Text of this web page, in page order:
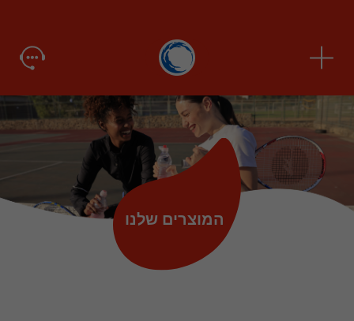
המוצרים שלנו